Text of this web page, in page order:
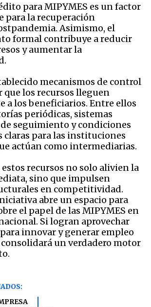
para MIPYMES es un factor
para la recuperación
Asimismo, el
formal contribuye a reducir
y aumentar la
mecanismos de control
que los recursos lleguen
a los beneficiarios. Entre ellos
periódicas, sistemas
seguimiento y condiciones
claras para las instituciones
actúan como intermediarias.
estos recursos no solo alivien la
sino que impulsen
en competitividad.
abre un espacio para
el papel de las MIPYMES en
Si logran aprovechar
innovar y generar empleo
un verdadero motor